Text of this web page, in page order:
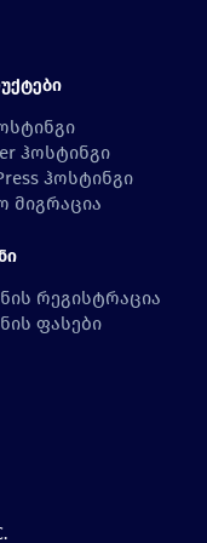
ჰოსტინგი
ჰოსტინგი
მიგრაცია
რეგისტრაცია
ფასები